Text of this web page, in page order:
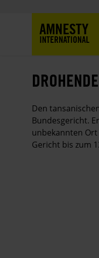
AMNESTY
INTERNATIONAL
Den
Bundesgericht.
unbekannten
Gericht bis zum